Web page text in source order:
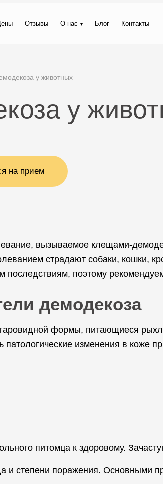
Отзывы О нас Блог Контакты
у животных
у
на прием
вызываемое клещами-
страдают собаки, кошки,
последствиям, поэтому
демодекоза
формы, питающиеся
изменения в коже
питомца к здоровому.
и степени поражения. Основными